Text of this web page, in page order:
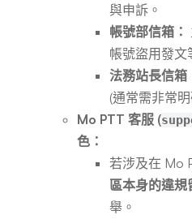
與申訴。
帳號部信箱：
帳號盜用發文
法務站長信箱
(通常需非常
Mo PTT 客服 (
色：
若涉及在 Mo
區本身的違規
舉。